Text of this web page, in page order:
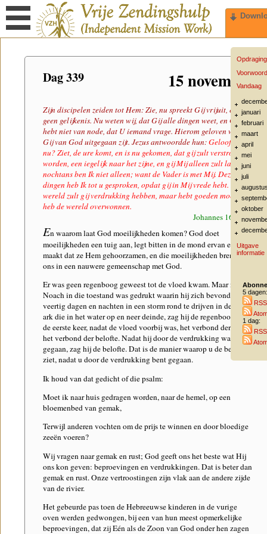
Opdraging
Voorwoord
Vandaag
januari
februari
maart
april
mei
juni
juli
oktober
Uitgave
informatie
5 dagen:
RSS
1 dag:
RSS
15 november
Dag 339
Zijn discipelen zeiden tot Hem: Zie, nu spreekt Gij vrijuit, en zegt
geen gelijkenis. Nu weten wij, dat Gij alle dingen weet, en Gij
hebt niet van node, dat U iemand vrage. Hierom geloven wij, dat
Gij van God uitgegaan zijt. Jezus antwoordde hun:Gelooft gij
nu? Ziet, de ure komt, en is nu gekomen, dat gij zult verstrooid
worden, een iegelijk naar het zijne, en gij Mij alleen zult laten; en
nochtans ben Ik niet alleen; want de Vader is met Mij. Deze
dingen heb Ik tot u gesproken, opdat gij in Mij vrede hebt. In de
wereld zult gij verdrukking hebben, maar hebt goeden moed, Ik
heb de wereld overwonnen.
Johannes 16:29-33
En waarom laat God moeilijkheden komen? God doet
moeilijkheden een tuig aan, legt bitten in de mond ervan en
maakt dat ze Hem gehoorzamen, en die moeilijkheden brengen
ons in een nauwere gemeenschap met God.
Er was geen regenboog geweest tot de vloed kwam. Maar nadat
Noach in die toestand was gedrukt waarin hij zich bevond, om
veertig dagen en nachten in een storm rond te drijven in de kleine
ark die in het water op en neer deinde, zag hij de regenboog voor
de eerste keer, nadat de vloed voorbij was, het verbond der hoop,
het verbond der belofte. Nadat hij door de verdrukking was
gegaan, zag hij de belofte. Dat is de manier waarop u de belofte
ziet, nadat u door de verdrukking bent gegaan.
Ik houd van dat gedicht of die psalm:
Moet ik naar huis gedragen worden, naar de hemel, op een
bloemenbed van gemak,
Terwijl anderen vochten om de prijs te winnen en door bloedige
zeeën voeren?
Wij vragen naar gemak en rust; God geeft ons het beste wat Hij
ons kon geven: beproevingen en verdrukkingen. Dat is beter dan
gemak en rust. Onze vertroostingen zijn vlak aan de andere zijde
van de rivier.
Het gebeurde pas toen de Hebreeuwse kinderen in de vurige
oven werden gedwongen, bij een van hun meest opmerkelijke
beproevingen, dat zij Eén als de Zoon van God onder hen zagen